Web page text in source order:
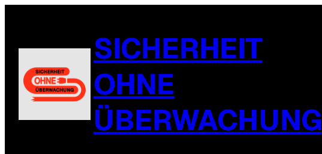
SICHERHEIT
OHNE
ÜBERWACHUNG